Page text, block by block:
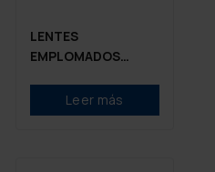
LENTES
EMPLOMADOS
HO0.50 mm Pb
Leer más